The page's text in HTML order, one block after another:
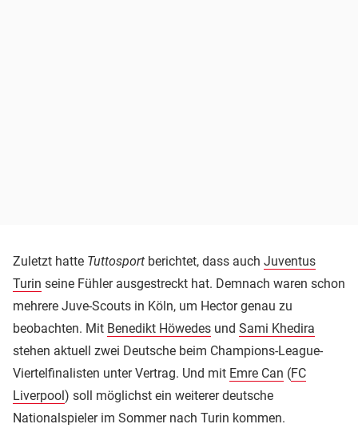
Zuletzt hatte Tuttosport berichtet, dass auch Juventus
Turin seine Fühler ausgestreckt hat. Demnach waren schon
mehrere Juve-Scouts in Köln, um Hector genau zu
beobachten. Mit Benedikt Höwedes und Sami Khedira
stehen aktuell zwei Deutsche beim Champions-League-
Viertelfinalisten unter Vertrag. Und mit Emre Can (FC
Liverpool ) soll möglichst ein weiterer deutsche
Nationalspieler im Sommer nach Turin kommen.